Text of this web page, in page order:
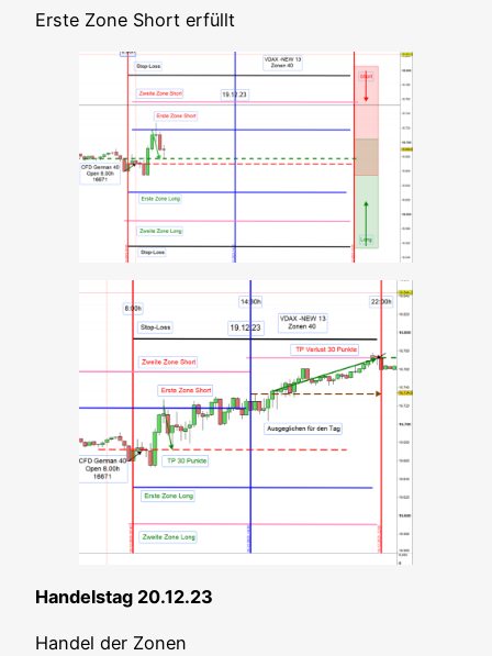
Ers­te Zone Short erfüllt
Han­dels­tag 20.12.23
Han­del der Zonen